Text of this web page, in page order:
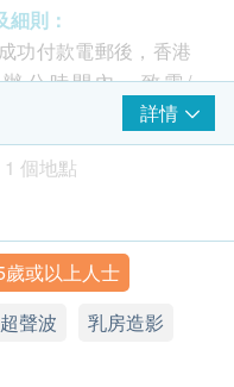
的女性檢查)
專項檢查。檢查由女
射技師進行低疼痛乳
護女性乳房健康。
檢查，由放射科技師
描檢查，提供一站式
照料香港市民健康，
內設有平板電腦、
子鎖衣櫃、獨立梳化
用通道，令女士們更
則：
功付款電郵後，香港
公時間內，致電/
時間及地點。客戶亦
1個工作天致電/
話：3405 8288 /
上之人士。
詳情
1 個地點
一期20樓全層
歲或以上人士
聲波 乳房造影